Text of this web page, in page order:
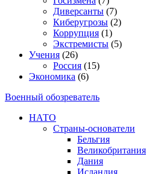
Диверсанты (7)
Киберугрозы (2)
Коррупция (1)
Экстремисты (5)
Учения (26)
Россия (15)
Экономика (6)
Военный обозреватель
НАТО
Страны-основатели
Бельгия
Великобритания
Дания